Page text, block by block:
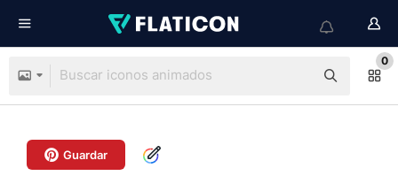
0
Guardar